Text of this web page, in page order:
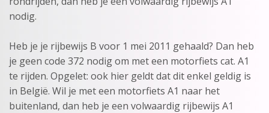
nodig.
Heb je je rijbewijs B voor 1 mei 2011 gehaald? Dan heb
je geen code 372 nodig om met een motorfiets cat. A1
te rijden. Opgelet: ook hier geldt dat dit enkel geldig is
in België. Wil je met een motorfiets A1 naar het
buitenland, dan heb je een volwaardig rijbewijs A1